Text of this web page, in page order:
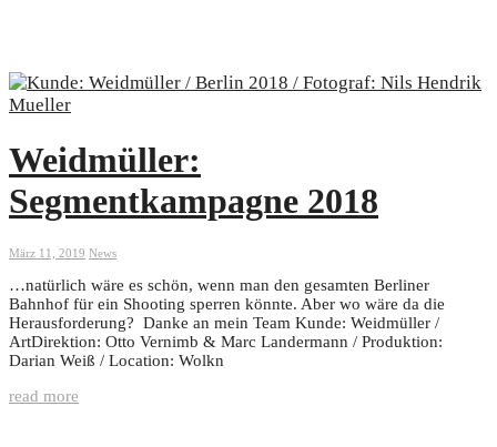
Weidmüller:
Segmentkampagne 2018
März 11, 2019 News
…natürlich wäre es schön, wenn man den gesamten Berliner
Bahnhof für ein Shooting sperren könnte. Aber wo wäre da die
Herausforderung? Danke an mein Team Kunde: Weidmüller /
ArtDirektion: Otto Vernimb & Marc Landermann / Produktion:
Darian Weiß / Location: Wolkn
read more